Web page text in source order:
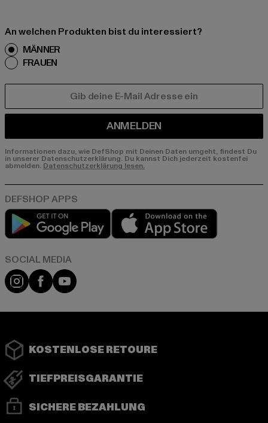
An welchen Produkten bist du interessiert?
MÄNNER
FRAUEN
ANMELDEN
Informationen dazu, wie DefShop mit Deinen Daten umgeht, findest Du
in unserer Datenschutzerklärung. Du kannst Dich jederzeit kostenfei
abmelden. Datenschutzerklärung lesen.
Play market
Instagram
FacebookYouTube
KOSTENLOSE RETOURE
TIEFPREISGARANTIE
SICHERE BEZAHLUNG